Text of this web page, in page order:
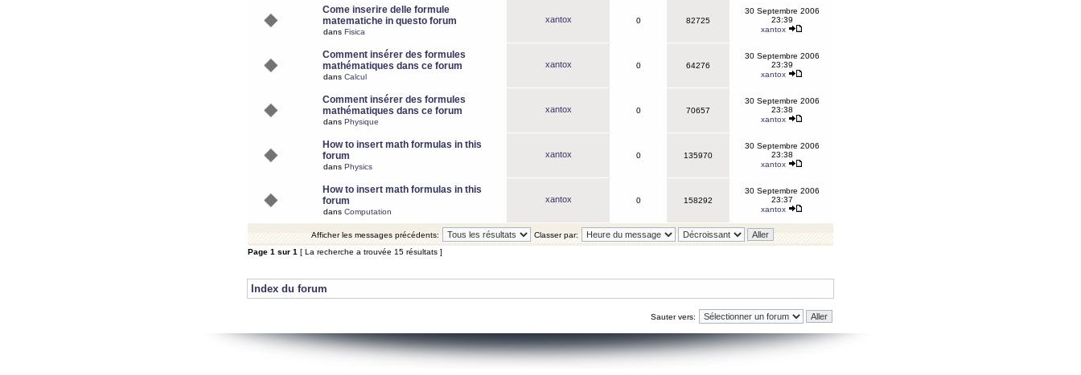
Come inserire delle formule
matematiche in questo forum
dans Fisica
xantox 0 82725
30 Septembre 2006
23:39
xantox
Comment insérer des formules
mathématiques dans ce forum
dans Calcul
xantox 0 64276
30 Septembre 2006
23:39
xantox
Comment insérer des formules
mathématiques dans ce forum
dans Physique
xantox 0 70657
30 Septembre 2006
23:38
xantox
How to insert math formulas in this
forum
dans Physics
xantox 0 135970
30 Septembre 2006
23:38
xantox
How to insert math formulas in this
forum
dans Computation
xantox 0 158292
30 Septembre 2006
23:37
xantox
Afficher les messages précédents:
Classer par:
Page 1 sur 1 [ La recherche a trouvée 15 résultats ]
Index du forum
Sauter vers: